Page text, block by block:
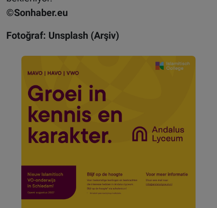
©Sonhaber.eu
Fotoğraf: Unsplash (Arşiv)